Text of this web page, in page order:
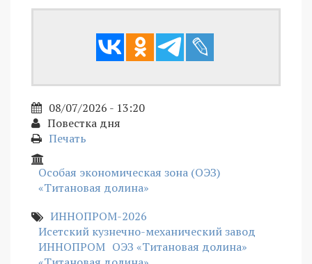
08/07/2026 - 13:20
Повестка дня
Печать
Особая экономическая зона (ОЭЗ)
«Титановая долина»
ИННОПРОМ-2026
Исетский кузнечно-механический завод
ИННОПРОМ ОЭЗ «Титановая долина»